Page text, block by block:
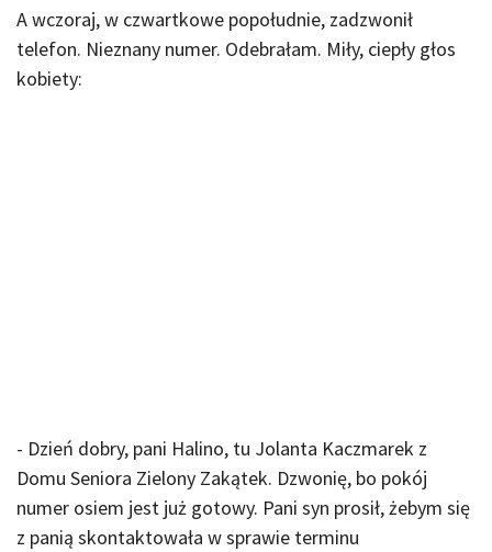
A wczoraj, w czwartkowe popołudnie, zadzwonił
telefon. Nieznany numer. Odebrałam. Miły, ciepły głos
kobiety:
- Dzień dobry, pani Halino, tu Jolanta Kaczmarek z
Domu Seniora Zielony Zakątek. Dzwonię, bo pokój
numer osiem jest już gotowy. Pani syn prosił, żebym się
z panią skontaktowała w sprawie terminu